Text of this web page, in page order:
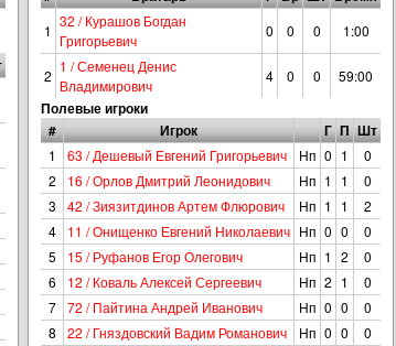
1
32 / Курашов Богдан
Григорьевич
0 0 0 1:00
2
1 / Семенец Денис
Владимирович
4 0 0 59:00
Полевые игроки
#
Игрок Г П Шт
1 63 / Дешевый Евгений Григорьевич Нп 0 1
0
2
16 / Орлов Дмитрий Леонидович Нп 1 1
0
3
42 / Зиязитдинов Артем Флюрович Нп 1 1
2
4
11 / Онищенко Евгений Николаевич Нп 0 0
0
5
15 / Руфанов Егор Олегович Нп 1 2
0
6
12 / Коваль Алексей Сергеевич Нп 2 1
0
7
72 / Пайтина Андрей Иванович Нп 0 0
0
8
22 / Гняздовский Вадим Романович Нп 0 0 0